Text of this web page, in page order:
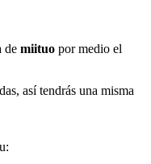
de miituo por medio el
así tendrás una misma